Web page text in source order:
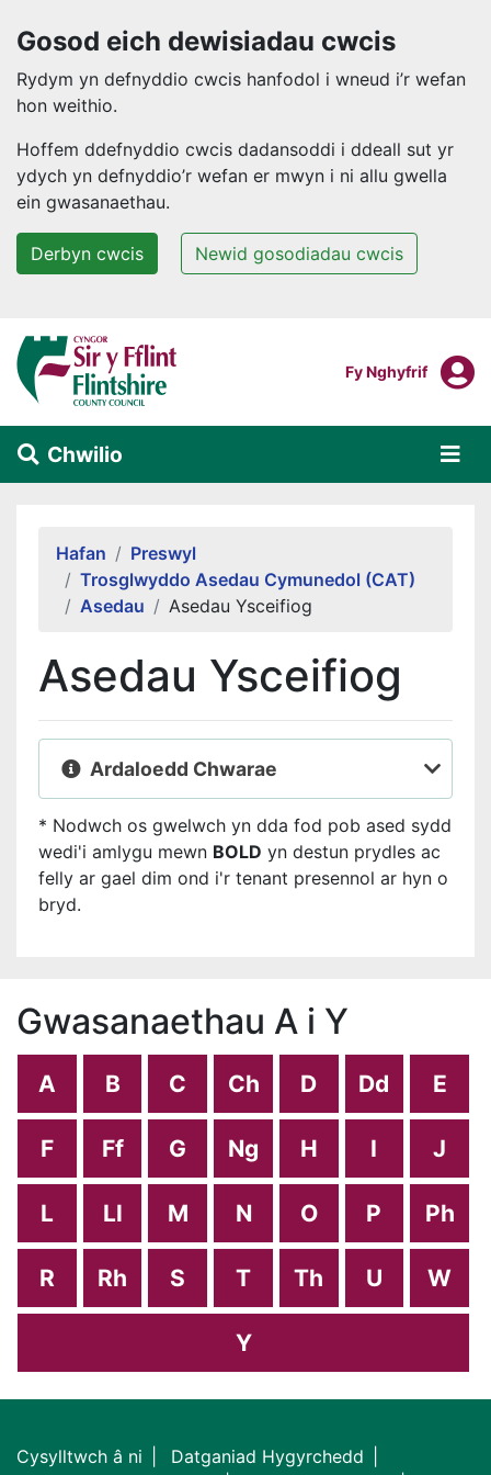
Gosod eich dewisiadau cwcis
Rydym yn defnyddio cwcis hanfodol i wneud i’r wefan
hon weithio.
Hoffem ddefnyddio cwcis dadansoddi i ddeall sut yr
ydych yn defnyddio’r wefan er mwyn i ni allu gwella
ein gwasanaethau.
Derbyn cwcis Newid gosodiadau cwcis
Neidio i'r prif gynnwys
Mewngofnodi I
Fy Nghyfrif
Chwilio
Hafan
Preswyl
Trosglwyddo Asedau Cymunedol (CAT)
Asedau
Asedau Ysceifiog
Asedau Ysceifiog
Ardaloedd Chwarae
* Nodwch os gwelwch yn dda fod pob ased sydd
wedi'i amlygu mewn BOLD yn destun prydles ac
felly ar gael dim ond i'r tenant presennol ar hyn o
bryd.
Gwasanaethau A i Y
A B C Ch D Dd E
F Ff G Ng H I J
L Ll M N O P Ph
R Rh S T Th U W
Y
Cysylltwch â ni
Datganiad Hygyrchedd